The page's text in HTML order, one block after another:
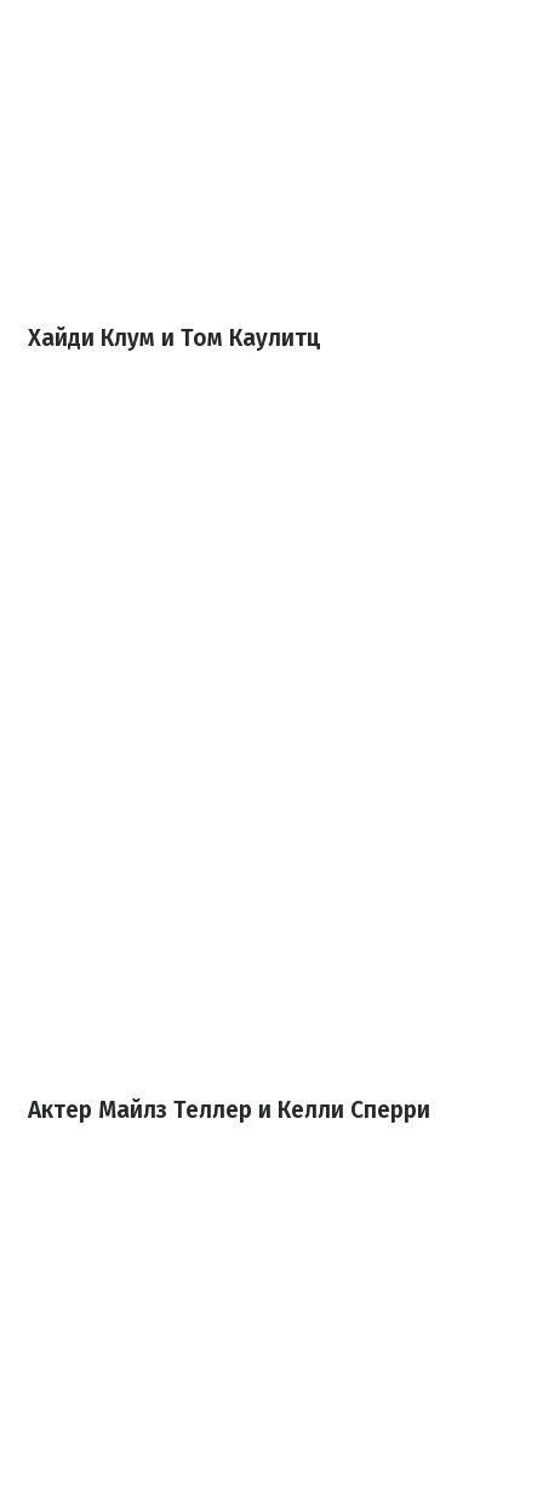
Хайди Клум и Том Каулитц
Актер Майлз Теллер и Келли Сперри